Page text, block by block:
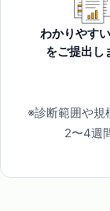
わかりやす
をご提出し
※診断範囲や規
2〜4週